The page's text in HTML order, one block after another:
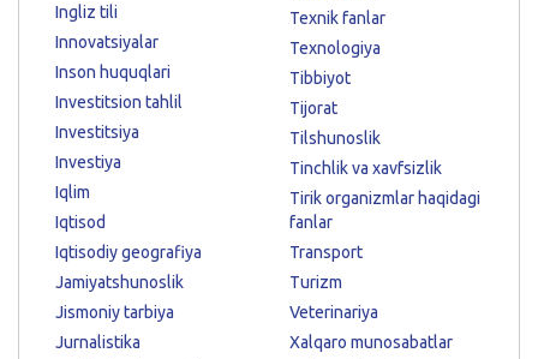
Ingliz tili
Innovatsiyalar
Inson huquqlari
Investitsion tahlil
Investitsiya
Investiya
Iqlim
Iqtisod
Iqtisodiy geografiya
Jamiyatshunoslik
Jismoniy tarbiya
Jurnalistika
Texnik fanlar
Texnologiya
Tibbiyot
Tijorat
Tilshunoslik
Tinchlik va xavfsizlik
Tirik organizmlar haqidagi
fanlar
Transport
Turizm
Veterinariya
Xalqaro munosabatlar